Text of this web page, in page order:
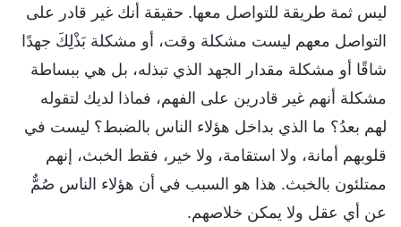
ليس ثمة طريقة للتواصل معها. حقيقة أنك غير قادر على
التواصل معهم ليست مشكلة وقت، أو مشكلة بَذْلِكَ جهدًا
شاقًا أو مشكلة مقدار الجهد الذي تبذله، بل هي ببساطة
مشكلة أنهم غير قادرين على الفهم، فماذا لديك لتقوله
لهم بعدُ؟ ما الذي بداخل هؤلاء الناس بالضبط؟ ليست في
قلوبهم أمانة، ولا استقامة، ولا خير، فقط الخبث، إنهم
ممتلئون بالخبث. هذا هو السبب في أن هؤلاء الناس صُمٌّ
عن أي عقل ولا يمكن خلاصهم.